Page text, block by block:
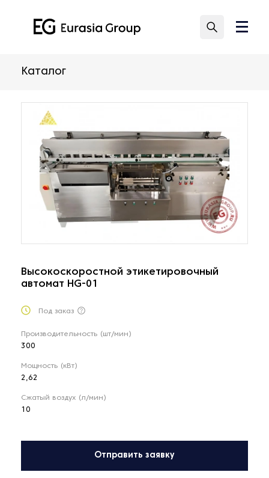
Каталог
Высокоскоростной этикетировочный
автомат HG-01
Под заказ
Производительность (шт/мин)
300
Мощность (кВт)
2,62
Сжатый воздух (л/мин)
10
Отправить заявку